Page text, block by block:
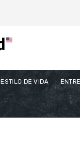
ESTILO DE VIDA